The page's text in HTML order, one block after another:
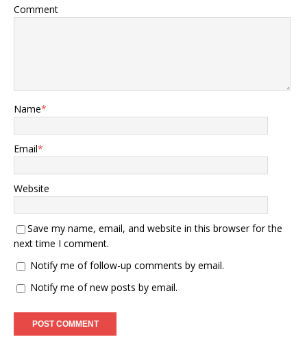
Comment
Name*
Email*
Website
Save my name, email, and website in this browser for the
next time I comment.
Notify me of follow-up comments by email.
Notify me of new posts by email.